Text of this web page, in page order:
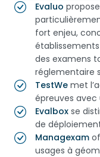
Evaluo
fort enjeu,
des examens
réglementaire
TestWe met
épreuves
Evalbox se
de
Managexam
usages à